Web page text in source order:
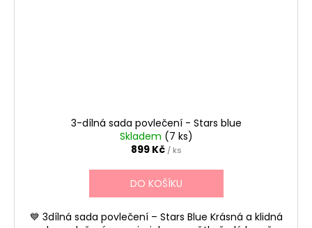
3-dílná sada povlečení - Stars blue
Skladem (7 ks)
899 Kč / ks
DO KOŠÍKU
💙 3dílná sada povlečení – Stars Blue Krásná a klidná